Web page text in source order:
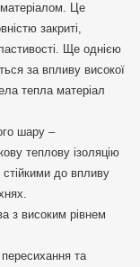
матеріалом. Це
закриті,
Ще однією
за впливу високої
тепла матеріал
шару –
теплову ізоляцію
до впливу
з високим рівнем
та